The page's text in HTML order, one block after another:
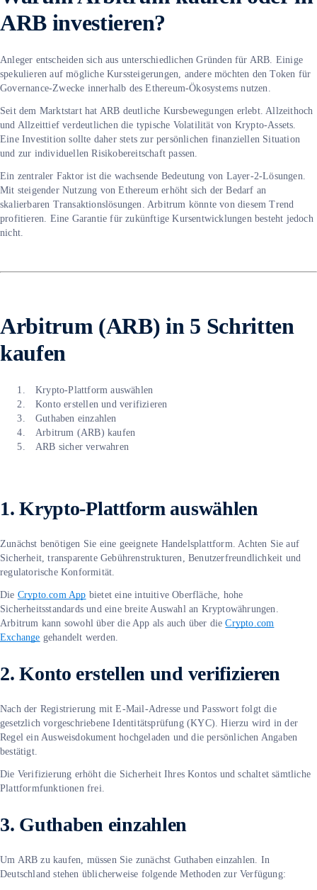
ARB investieren?
Anleger entscheiden sich aus unterschiedlichen Gründen für ARB. Einige
spekulieren auf mögliche Kurssteigerungen, andere möchten den Token für
Governance-Zwecke innerhalb des Ethereum-Ökosystems nutzen.
Seit dem Marktstart hat ARB deutliche Kursbewegungen erlebt. Allzeithoch
und Allzeittief verdeutlichen die typische Volatilität von Krypto-Assets.
Eine Investition sollte daher stets zur persönlichen finanziellen Situation
und zur individuellen Risikobereitschaft passen.
Ein zentraler Faktor ist die wachsende Bedeutung von Layer-2-Lösungen.
Mit steigender Nutzung von Ethereum erhöht sich der Bedarf an
skalierbaren Transaktionslösungen. Arbitrum könnte von diesem Trend
profitieren. Eine Garantie für zukünftige Kursentwicklungen besteht jedoch
nicht.
Arbitrum (ARB) in 5 Schritten
kaufen
Krypto-Plattform auswählen
Konto erstellen und verifizieren
Guthaben einzahlen
Arbitrum (ARB) kaufen
ARB sicher verwahren
1. Krypto-Plattform auswählen
Zunächst benötigen Sie eine geeignete Handelsplattform. Achten Sie auf
Sicherheit, transparente Gebührenstrukturen, Benutzerfreundlichkeit und
regulatorische Konformität.
Die Crypto.com App bietet eine intuitive Oberfläche, hohe
Sicherheitsstandards und eine breite Auswahl an Kryptowährungen.
Arbitrum kann sowohl über die App als auch über dieCrypto.com
Exchange gehandelt werden.
2. Konto erstellen und verifizieren
Nach der Registrierung mit E-Mail-Adresse und Passwort folgt die
gesetzlich vorgeschriebene Identitätsprüfung (KYC). Hierzu wird in der
Regel ein Ausweisdokument hochgeladen und die persönlichen Angaben
bestätigt.
Die Verifizierung erhöht die Sicherheit Ihres Kontos und schaltet sämtliche
Plattformfunktionen frei.
3. Guthaben einzahlen
Um ARB zu kaufen, müssen Sie zunächst Guthaben einzahlen. In
Deutschland stehen üblicherweise folgende Methoden zur Verfügung: